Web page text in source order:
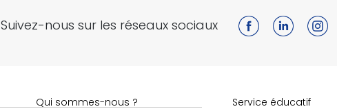
Suivez-nous sur les réseaux sociaux
Qui sommes-nous ? Service éducatif